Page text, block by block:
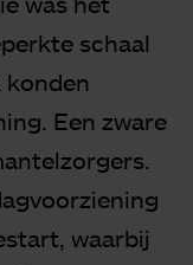
schaal
Een zware
waarbij